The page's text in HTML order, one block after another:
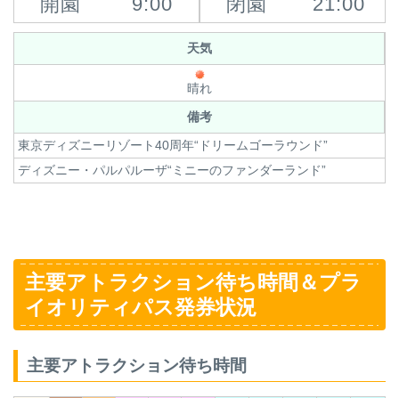
天気
晴れ
備考
東京ディズニーリゾート40周年“ドリームゴーラウンド”
ディズニー・パルパルーザ“ミニーのファンダーランド”
主要アトラクション待ち時間＆プラ
イオリティパス発券状況
主要アトラクション待ち時間